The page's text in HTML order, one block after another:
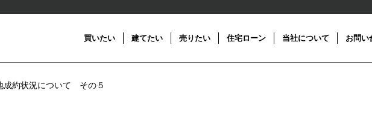
買いたい 建てたい 売りたい 住宅ローン 当社について お問い
成約状況について その５